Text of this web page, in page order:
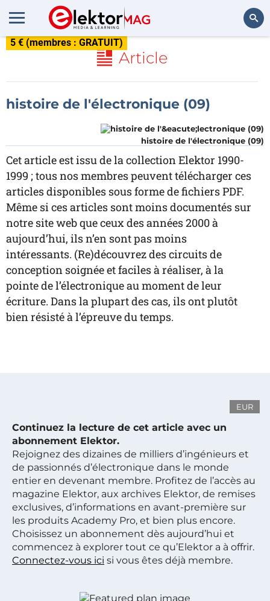
5 € (membres : GRATUIT)
Article
histoire de l'électronique (09)
histoire de l'électronique (09)
Cet article est issu de la collection Elektor 1990-
1999 ; tous nos membres peuvent télécharger ces
articles disponibles sous forme de fichiers PDF.
Même si ces articles sont moins documentés sur
notre site web que ceux des années 2000 à
aujourd’hui, ils n’en sont pas moins
intéressants. (Re)découvrez des circuits de
conception soignée et faciles à réaliser, à la
pointe de l’électronique au moment de leur
écriture. Dans la plupart des cas, ils ont plutôt
bien résisté à l’épreuve du temps.
EUR
Continuez la lecture de cet article avec un
abonnement Elektor.
Rejoignez des dizaines de milliers d’ingénieurs et
de passionnés d’électronique dans le monde
entier en devenant membre. Profitez de l’accès au
magazine Elektor, aux archives Elektor, de remises
exclusives, d’informations en avant-première sur
les produits Academy Pro, et bien plus encore.
Choisissez un abonnement dès aujourd’hui et
commencez à explorer tout ce qu’Elektor a à offrir.
Connectez-vous ici si vous êtes déjà membre.